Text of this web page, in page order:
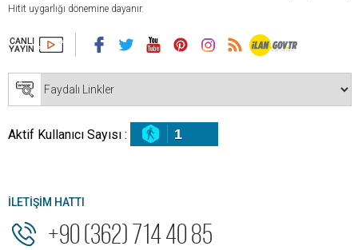
Hitit uygarlığı dönemine dayanır.
Aktif Kullanıcı Sayısı : 1
İLETİŞİM HATTI
+90 (362) 714 40 85